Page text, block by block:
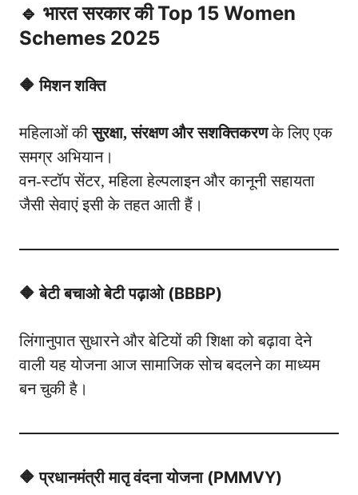
🔹 भारत सरकार की Top 15 Women
Schemes 2025
🔶 मिशन शक्ति
महिलाओं कीसुरक्षा, संरक्षण और सशक्तिकरणके लिए एक
समग्र अभियान।
वन-स्टॉप सेंटर, महिला हेल्पलाइन और कानूनी सहायता
जैसी सेवाएं इसी के तहत आती हैं।
🔶 बेटी बचाओ बेटी पढ़ाओ (BBBP)
लिंगानुपात सुधारने और बेटियों की शिक्षा को बढ़ावा देने
वाली यह योजना आज सामाजिक सोच बदलने का माध्यम
बन चुकी है।
🔶 प्रधानमंत्री मातृ वंदना योजना (PMMVY)